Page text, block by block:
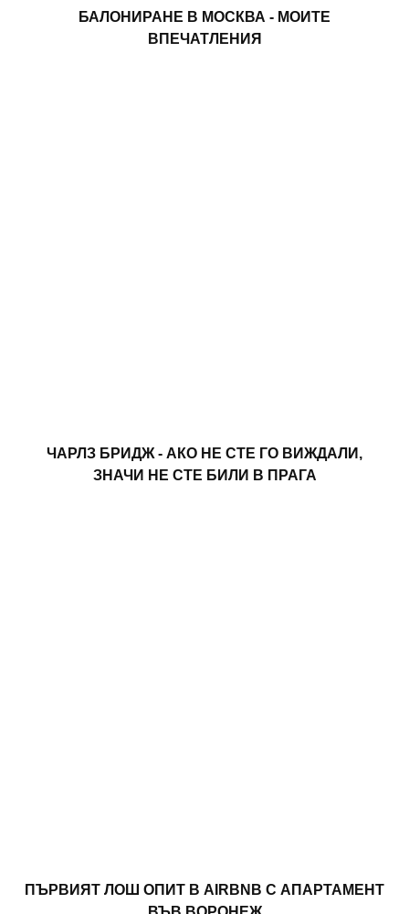
БАЛОНИРАНЕ В МОСКВА - МОИТЕ
ВПЕЧАТЛЕНИЯ
ЧАРЛЗ БРИДЖ - АКО НЕ СТЕ ГО ВИЖДАЛИ,
ЗНАЧИ НЕ СТЕ БИЛИ В ПРАГА
ПЪРВИЯТ ЛОШ ОПИТ В AIRBNB С АПАРТАМЕНТ